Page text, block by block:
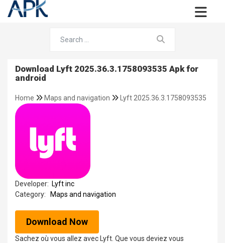
Download Lyft 2025.36.3.1758093535 Apk for
android
Home Maps and navigation Lyft 2025.36.3.1758093535
Developer: Lyft inc
Category:
Maps and navigation
Download Now
Sachez où vous allez avec Lyft. Que vous deviez vous